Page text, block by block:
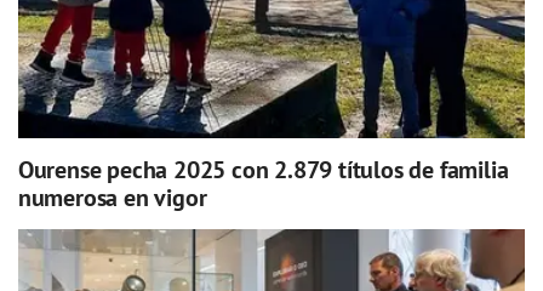
Ourense pecha 2025 con 2.879 títulos de familia
numerosa en vigor